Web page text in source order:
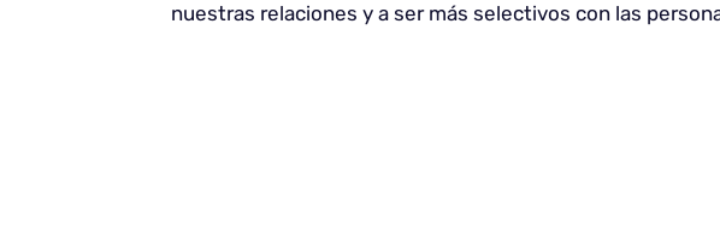
nuestras relaciones y a ser más selectivos con las